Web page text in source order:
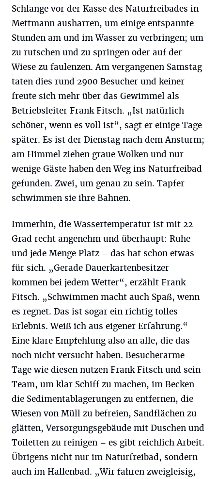
Schlange vor der Kasse des Naturfreibades in
Mettmann ausharren, um einige entspannte
Stunden am und im Wasser zu verbringen; um
zu rutschen und zu springen oder auf der
Wiese zu faulenzen. Am vergangenen Samstag
taten dies rund 2900 Besucher und keiner
freute sich mehr über das Gewimmel als
Betriebsleiter Frank Fitsch. „Ist natürlich
schöner, wenn es voll ist“, sagt er einige Tage
später. Es ist der Dienstag nach dem Ansturm;
am Himmel ziehen graue Wolken und nur
wenige Gäste haben den Weg ins Naturfreibad
gefunden. Zwei, um genau zu sein. Tapfer
schwimmen sie ihre Bahnen.
Immerhin, die Wassertemperatur ist mit 22
Grad recht angenehm und überhaupt: Ruhe
und jede Menge Platz – das hat schon etwas
für sich. „Gerade Dauerkartenbesitzer
kommen bei jedem Wetter“, erzählt Frank
Fitsch. „Schwimmen macht auch Spaß, wenn
es regnet. Das ist sogar ein richtig tolles
Erlebnis. Weiß ich aus eigener Erfahrung.“
Eine klare Empfehlung also an alle, die das
noch nicht versucht haben. Besucherarme
Tage wie diesen nutzen Frank Fitsch und sein
Team, um klar Schiff zu machen, im Becken
die Sedimentablagerungen zu entfernen, die
Wiesen von Müll zu befreien, Sandflächen zu
glätten, Versorgungsgebäude mit Duschen und
Toiletten zu reinigen – es gibt reichlich Arbeit.
Übrigens nicht nur im Naturfreibad, sondern
auch im Hallenbad. „Wir fahren zweigleisig,